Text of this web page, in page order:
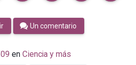
Un comentario
en Ciencia y más